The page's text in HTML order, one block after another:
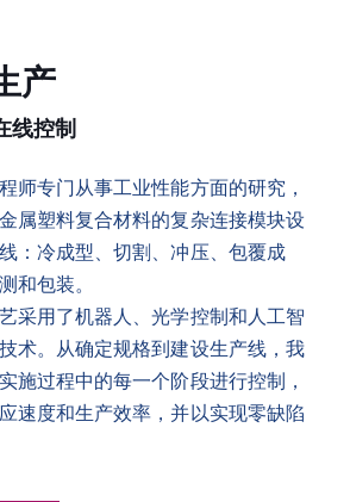
产
线控制
师专门从事工业性能方面的研究，
属塑料复合材料的复杂连接模块设
：冷成型、切割、冲压、包覆成
和包装。
采用了机器人、光学控制和人工智
术。从确定规格到建设生产线，我
施过程中的每一个阶段进行控制，
速度和生产效率，并以实现零缺陷